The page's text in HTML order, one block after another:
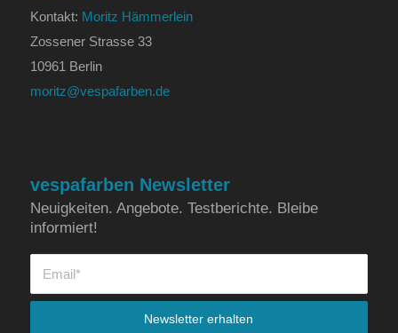
Kontakt: Moritz Hämmerlein
Zossener Strasse 33
10961 Berlin
moritz@vespafarben.de
vespafarben Newsletter
Neuigkeiten. Angebote. Testberichte. Bleibe
informiert!